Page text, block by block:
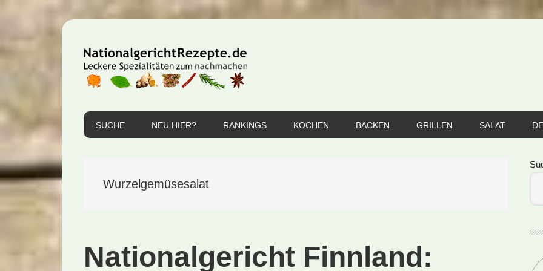
Hauptnavigation
SUCHE NEU HIER? RANKINGS KOCHEN BACKEN GRILLEN SALAT
Wurzelgemüsesalat
Nationalgericht Finnland: